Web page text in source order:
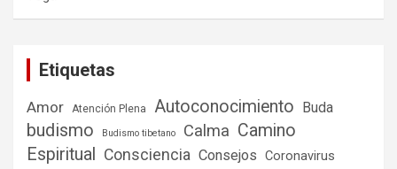
Etiquetas
Amor Atención Plena Autoconocimiento Buda
budismo Budismo tibetano Calma Camino
Espiritual
Consciencia Consejos Coronavirus